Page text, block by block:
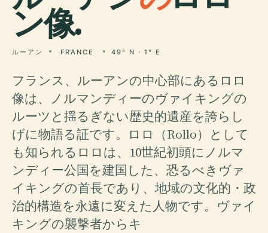
ン像.
ルーアン FRANCE 49° N · 1° E
フランス、ルーアンの中心部にあるロロ
像は、ノルマンディーのヴァイキングの
ルーツと揺るぎない歴史的遺産を誇らし
げに物語る証です。ロロ（Rollo）として
も知られるロロは、10世紀初頭にノルマ
ンディー公国を建国した、恐るべきヴァ
イキングの首長であり、地域の文化的・政
治的構造を永遠に変えた人物です。ヴァイ
キングの襲撃者からキ